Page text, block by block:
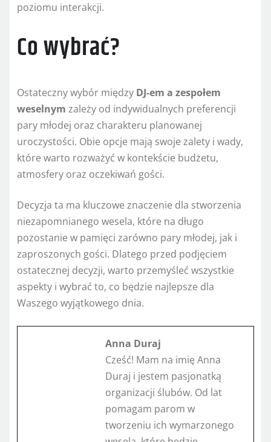
poziomu interakcji.
Co wybrać?
Ostateczny wybór między DJ-em a zespołem
weselnym zależy od indywidualnych preferencji
pary młodej oraz charakteru planowanej
uroczystości. Obie opcje mają swoje zalety i wady,
które warto rozważyć w kontekście budżetu,
atmosfery oraz oczekiwań gości.
Decyzja ta ma kluczowe znaczenie dla stworzenia
niezapomnianego wesela, które na długo
pozostanie w pamięci zarówno pary młodej, jak i
zaproszonych gości. Dlatego przed podjęciem
ostatecznej decyzji, warto przemyśleć wszystkie
aspekty i wybrać to, co będzie najlepsze dla
Waszego wyjątkowego dnia.
Anna Duraj
Cześć! Mam na imię Anna
Duraj i jestem pasjonatką
organizacji ślubów. Od lat
pomagam parom w
tworzeniu ich wymarzonego